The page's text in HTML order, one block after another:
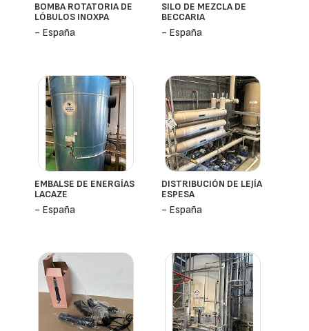
BOMBA ROTATORIA DE
LÓBULOS INOXPA
- España
SILO DE MEZCLA DE
BECCARIA
- España
EMBALSE DE ENERGÍAS
LACAZE
- España
DISTRIBUCIÓN DE LEJÍA
ESPESA
- España